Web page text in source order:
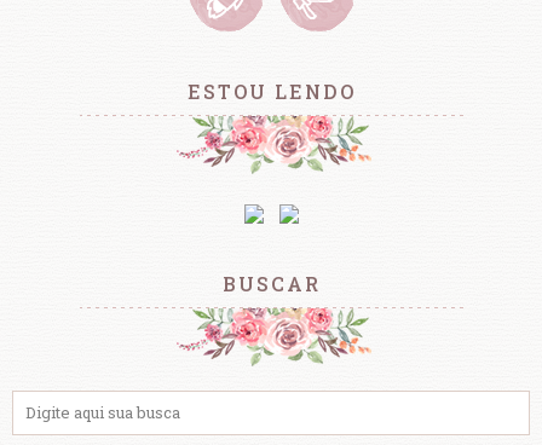
ESTOU LENDO
BUSCAR